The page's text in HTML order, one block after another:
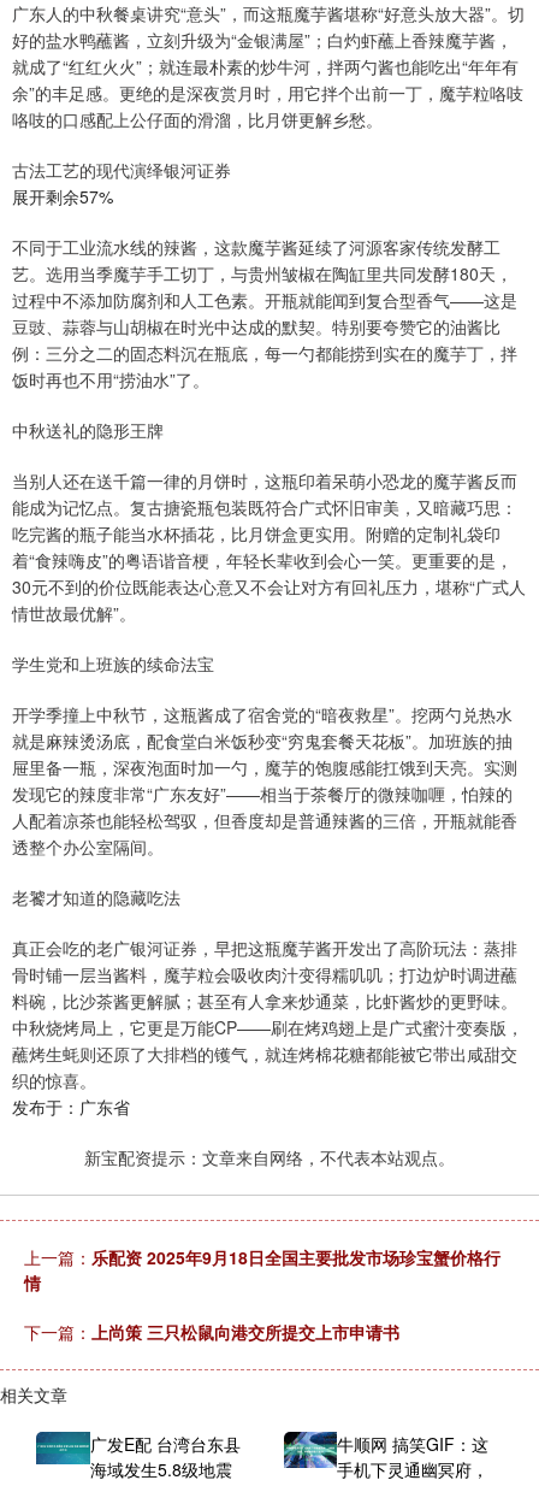
广东人的中秋餐桌讲究“意头”，而这瓶魔芋酱堪称“好意头放大器”。切
好的盐水鸭蘸酱，立刻升级为“金银满屋”；白灼虾蘸上香辣魔芋酱，
就成了“红红火火”；就连最朴素的炒牛河，拌两勺酱也能吃出“年年有
余”的丰足感。更绝的是深夜赏月时，用它拌个出前一丁，魔芋粒咯吱
咯吱的口感配上公仔面的滑溜，比月饼更解乡愁。
古法工艺的现代演绎银河证券
展开剩余57%
不同于工业流水线的辣酱，这款魔芋酱延续了河源客家传统发酵工
艺。选用当季魔芋手工切丁，与贵州皱椒在陶缸里共同发酵180天，
过程中不添加防腐剂和人工色素。开瓶就能闻到复合型香气——这是
豆豉、蒜蓉与山胡椒在时光中达成的默契。特别要夸赞它的油酱比
例：三分之二的固态料沉在瓶底，每一勺都能捞到实在的魔芋丁，拌
饭时再也不用“捞油水”了。
中秋送礼的隐形王牌
当别人还在送千篇一律的月饼时，这瓶印着呆萌小恐龙的魔芋酱反而
能成为记忆点。复古搪瓷瓶包装既符合广式怀旧审美，又暗藏巧思：
吃完酱的瓶子能当水杯插花，比月饼盒更实用。附赠的定制礼袋印
着“食辣嗨皮”的粤语谐音梗，年轻长辈收到会心一笑。更重要的是，
30元不到的价位既能表达心意又不会让对方有回礼压力，堪称“广式人
情世故最优解”。
学生党和上班族的续命法宝
开学季撞上中秋节，这瓶酱成了宿舍党的“暗夜救星”。挖两勺兑热水
就是麻辣烫汤底，配食堂白米饭秒变“穷鬼套餐天花板”。加班族的抽
屉里备一瓶，深夜泡面时加一勺，魔芋的饱腹感能扛饿到天亮。实测
发现它的辣度非常“广东友好”——相当于茶餐厅的微辣咖喱，怕辣的
人配着凉茶也能轻松驾驭，但香度却是普通辣酱的三倍，开瓶就能香
透整个办公室隔间。
老饕才知道的隐藏吃法
真正会吃的老广银河证券，早把这瓶魔芋酱开发出了高阶玩法：蒸排
骨时铺一层当酱料，魔芋粒会吸收肉汁变得糯叽叽；打边炉时调进蘸
料碗，比沙茶酱更解腻；甚至有人拿来炒通菜，比虾酱炒的更野味。
中秋烧烤局上，它更是万能CP——刷在烤鸡翅上是广式蜜汁变奏版，
蘸烤生蚝则还原了大排档的镬气，就连烤棉花糖都能被它带出咸甜交
织的惊喜。
发布于：广东省
新宝配资提示：文章来自网络，不代表本站观点。
上一篇： 乐配资 2025年9月18日全国主要批发市场珍宝蟹价格行
情
下一篇： 上尚策 三只松鼠向港交所提交上市申请书
相关文章
广发E配 台湾台东县
海域发生5.8级地震
牛顺网 搞笑GIF：这
手机下灵通幽冥府，